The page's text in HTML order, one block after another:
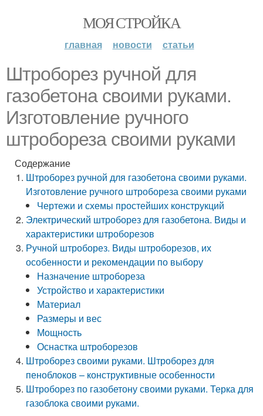
МОЯ СТРОЙКА
главная новости статьи
Штроборез ручной для
газобетона своими руками.
Изготовление ручного
штробореза своими руками
Содержание
Штроборез ручной для газобетона своими руками.
Изготовление ручного штробореза своими руками
Чертежи и схемы простейших конструкций
Электрический штроборез для газобетона. Виды и
характеристики штроборезов
Ручной штроборез. Виды штроборезов, их
особенности и рекомендации по выбору
Назначение штробореза
Устройство и характеристики
Материал
Размеры и вес
Мощность
Оснастка штроборезов
Штроборез своими руками. Штроборез для
пеноблоков – конструктивные особенности
Штроборез по газобетону своими руками. Терка для
газоблока своими руками.